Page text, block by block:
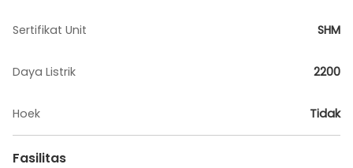
Sertifikat Unit SHM
Daya Listrik 2200
Hoek Tidak
Fasilitas